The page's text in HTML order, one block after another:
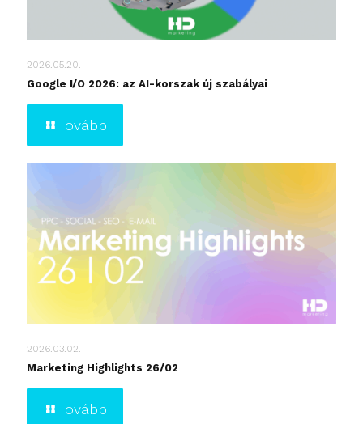
2026.05.20.
Google I/O 2026: az AI-korszak új szabályai
Tovább
2026.03.02.
Marketing Highlights 26/02
Tovább